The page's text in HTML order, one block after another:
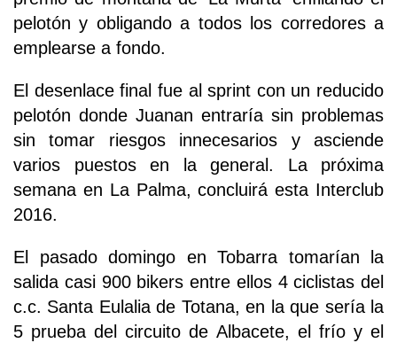
pelotón y obligando a todos los corredores a
emplearse a fondo.
El desenlace final fue al sprint con un reducido
pelotón donde Juanan entraría sin problemas
sin tomar riesgos innecesarios y asciende
varios puestos en la general. La próxima
semana en La Palma, concluirá esta Interclub
2016.
El pasado domingo en Tobarra tomarían la
salida casi 900 bikers entre ellos 4 ciclistas del
c.c. Santa Eulalia de Totana, en la que sería la
5 prueba del circuito de Albacete, el frío y el